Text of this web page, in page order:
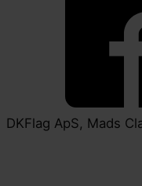
DKFlag ApS, Mads